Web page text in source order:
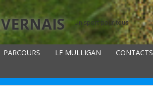
Un sport pour tous
PARCOURS LE MULLIGAN CONTACTS